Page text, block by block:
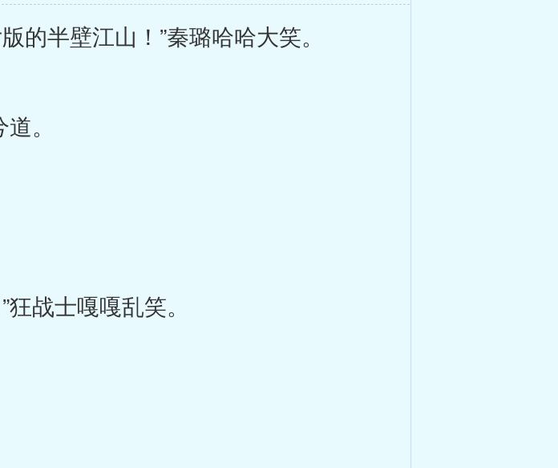
半壁江山！”秦璐哈哈大笑。
。
战士嘎嘎乱笑。